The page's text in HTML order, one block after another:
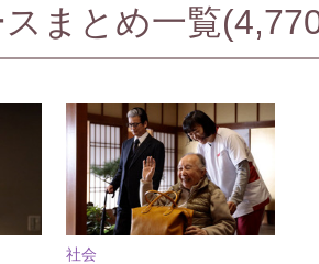
まとめ一覧
社会